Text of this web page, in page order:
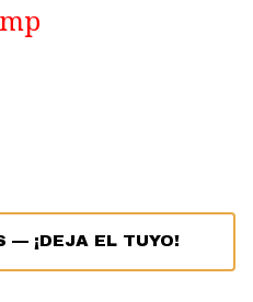
— ¡DEJA EL TUYO!